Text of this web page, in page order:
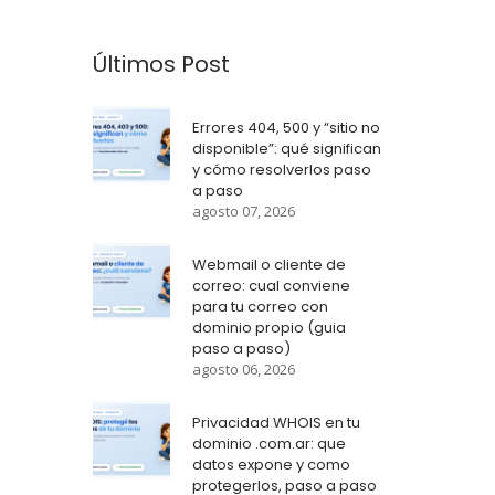
Últimos Post
Errores 404, 500 y “sitio no
disponible”: qué significan
y cómo resolverlos paso
a paso
agosto 07, 2026
Webmail o cliente de
correo: cual conviene
para tu correo con
dominio propio (guia
paso a paso)
agosto 06, 2026
Privacidad WHOIS en tu
dominio .com.ar: que
datos expone y como
protegerlos, paso a paso